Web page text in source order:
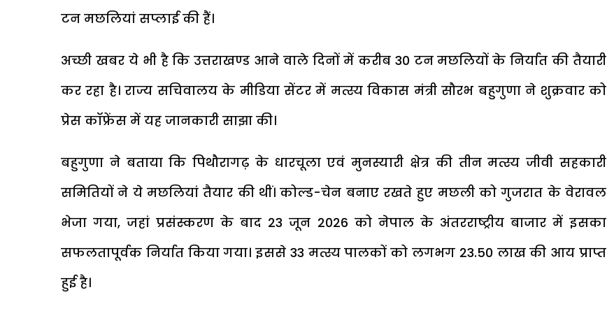
टन मछलियां सप्लाई की हैं।
अच्छी खबर ये भी है कि उत्तराखण्ड आने वाले दिनों में करीब 30 टन मछलियों के निर्यात की तैयारी
कर रहा है। राज्य सचिवालय के मीडिया सेंटर में मत्स्य विकास मंत्री सौरभ बहुगुणा ने शुक्रवार को
प्रेस काॅफ्रेंस में यह जानकारी साझा की।
बहुगुणा ने बताया कि पिथौरागढ़ के धारचूला एवं मुनस्यारी क्षेत्र की तीन मत्स्य जीवी सहकारी
समितियों ने ये मछलियां तैयार की थीं। कोल्ड-चेन बनाए रखते हुए मछली को गुजरात के वेरावल
भेजा गया, जहां प्रसंस्करण के बाद 23 जून 2026 को नेपाल के अंतरराष्ट्रीय बाजार में इसका
सफलतापूर्वक निर्यात किया गया। इससे 33 मत्स्य पालकों को लगभग ₹23.50 लाख की आय प्राप्त
हुई है।